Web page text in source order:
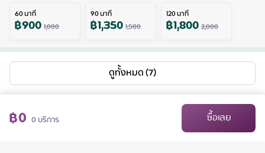
60นาที
฿9001,000
90นาที
฿1,3501,500
120นาที
฿1,8002,000
ดูทั้งหมด (7)
฿0 0บริการ ซื้อเลย